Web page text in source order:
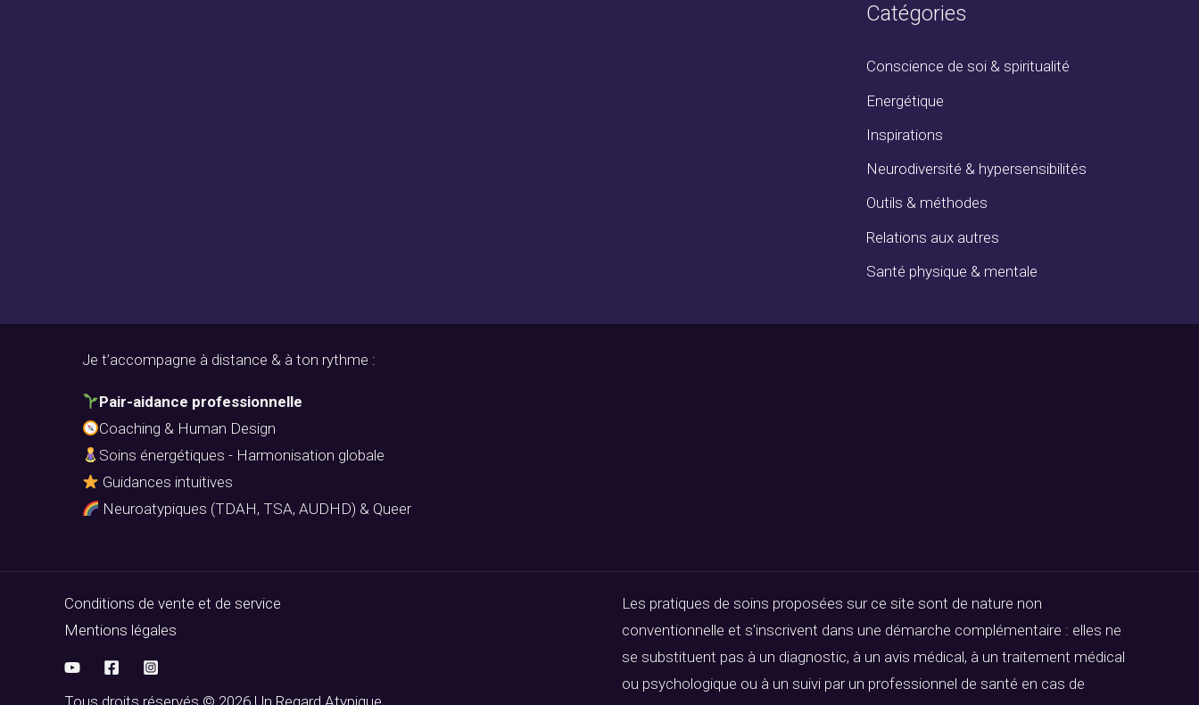
Catégories
Conscience de soi & spiritualité
Energétique
Inspirations
Neurodiversité & hypersensibilités
Outils & méthodes
Relations aux autres
Santé physique & mentale
Je t’accompagne à distance & à ton rythme :
Pair-aidance professionnelle
Coaching & Human Design
Soins énergétiques - Harmonisation globale
Guidances intuitives
Neuroatypiques (TDAH, TSA, AUDHD) & Queer
Conditions de vente et de service
Mentions légales
Les pratiques de soins proposées sur ce site sont de nature non
conventionnelle et s'inscrivent dans une démarche complémentaire : elles ne
se substituent pas à un diagnostic, à un avis médical, à un traitement médical
ou psychologique ou à un suivi par un professionnel de santé en cas de